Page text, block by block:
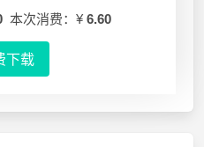
本次消费：¥ 6.60
下载